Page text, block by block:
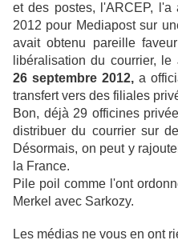
et des postes, l'ARCEP,
2012 pour Mediapost sur
avait obtenu pareille
libéralisation du courrier, le
26 septembre 2012, a
transfert vers des filiales
Bon, déjà 29 officines
distribuer du courrier sur
Désormais, on peut y
la France.
Pile poil comme l'ont
Merkel avec Sarkozy.
Les médias ne vous en ont